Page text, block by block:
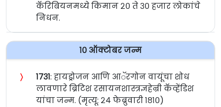
कॅरिबियनमध्ये किमान २० ते ३० हजार लोकांचे
निधन.
१० ऑक्टोबर जन्म
〉 १७३१: हायड्रोजन आणि आॅरगोन वायूंचा शोध
लावणारे ब्रिटिश रसायनशास्त्रज्ञहेन्री कॅव्हेंडिश
यांचा जन्म. (मृत्यू: २४ फेब्रुवारी १८१०)